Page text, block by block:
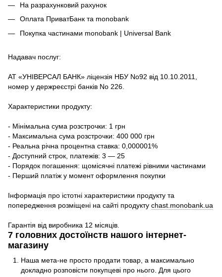
На разрахунковий рахунок
Оплата ПриватБанк та monobank
Покупка частинами monobank | Universal Bank
Надавач послуг:
АТ «УНІВЕРСАЛ БАНК» ліцензія НБУ No92 від 10.10.2011,
номер у держреєстрі банків No 226.
Характеристики продукту:
- Мінімальна сума розстрочки: 1 грн
- Максимальна сума розстрочки: 400 000 грн
- Реальна річна процентна ставка: 0,000001%
- Доступний строк, платежів: 3 — 25
- Порядок погашення: щомісячні платежі рівними частинами
- Перший платіж у момент оформлення покупки
Інформація про істотні характеристики продукту та
попередження розміщені на сайті продукту chast.monobank.ua
Гарантія від виробника 12 місяців.
7 головних достоїнств нашого інтернет-
магазину
Наша мета-не просто продати товар, а максимально
докладно розповісти покупцеві про нього. Для цього